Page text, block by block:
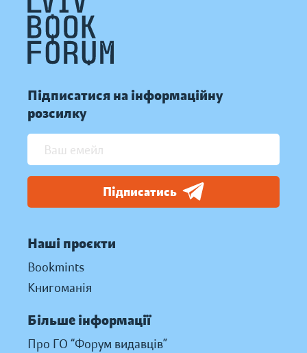
Підписатися на інформаційну
розсилку
Підписатись
Наші проєкти
Bookmints
Книгоманія
Більше інформації
Про ГО “Форум видавців”